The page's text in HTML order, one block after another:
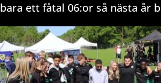
bara ett fåtal 06:or så nästa år